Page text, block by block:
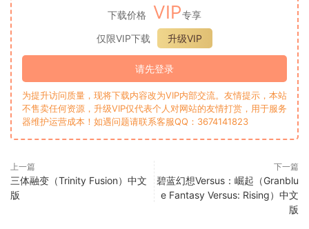
下载价格 VIP专享
仅限VIP下载
升级VIP
请先登录
为提升访问质量，现将下载内容改为VIP内部交流。友情提示，本站
不售卖任何资源，升级VIP仅代表个人对网站的友情打赏，用于服务
器维护运营成本！如遇问题请联系客服QQ：3674141823
上一篇
三体融变（Trinity Fusion）中文
版
下一篇
碧蓝幻想Versus：崛起（Granblu
e Fantasy Versus: Rising）中文
版